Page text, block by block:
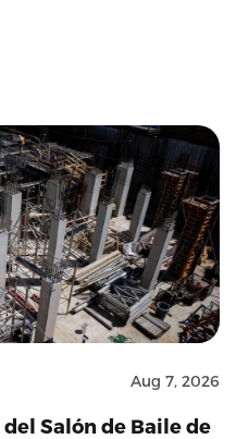
Aug 7, 2026
Salón de Baile de